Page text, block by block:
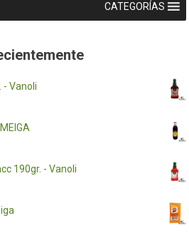
CATEGORÍAS
- Vanoli
190gr. - Vanoli